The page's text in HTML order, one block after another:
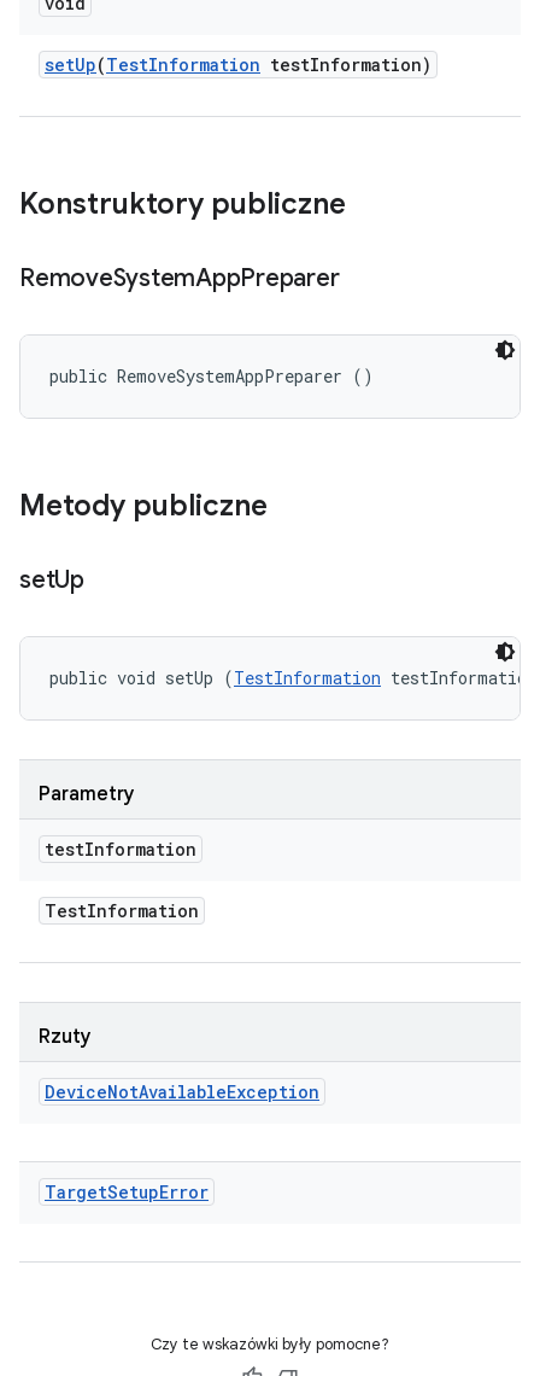
setUp(TestInformation testInformation)
Konstruktory publiczne
RemoveSystemAppPreparer
public RemoveSystemAppPreparer ()
Metody publiczne
setUp
public void setUp (TestInformation
Parametry
testInformation
TestInformation
Rzuty
DeviceNotAvailableException
TargetSetupError
Czy te wskazówki były pomocne?